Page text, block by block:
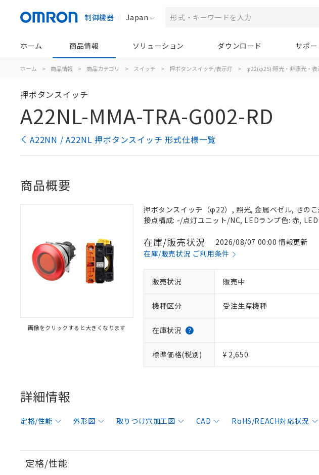
制御機器 Japan
ホーム 商品情報 ソリューション ダウンロード サポー
ホーム > 商品情報 > 商品カテゴリ > スイッチ > 押ボタンスイッチ/表示灯 > φ22(φ25):照光・非照光・表
押ボタンスイッチ
A22NL-MMA-TRA-G002-RD
A22NN / A22NL 押ボタンスイッチ 形式仕様一覧
商品概要
画像をクリックすると大きくなります
押ボタンスイッチ（φ22）, 照光, 金属ベゼル, きの
接点構成: -/点灯ユニット/NC, LEDランプ色: 赤,
在庫/販売状況
2026/08/07 00:00 情報更新
在庫/販売状況 ご利用条件
販売状況 販売中
機種区分 受注生産機種
在庫状況
標準価格(税別) ¥ 2,650
詳細情報
定格/性能 外形図 取りつけ穴加工図 CAD RoHS/REACH対応状況
定格/性能